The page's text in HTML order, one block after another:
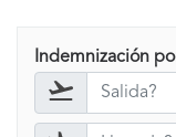
Indemnización